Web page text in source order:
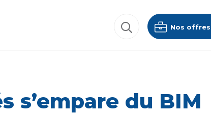
Nos
s’empare du BIM